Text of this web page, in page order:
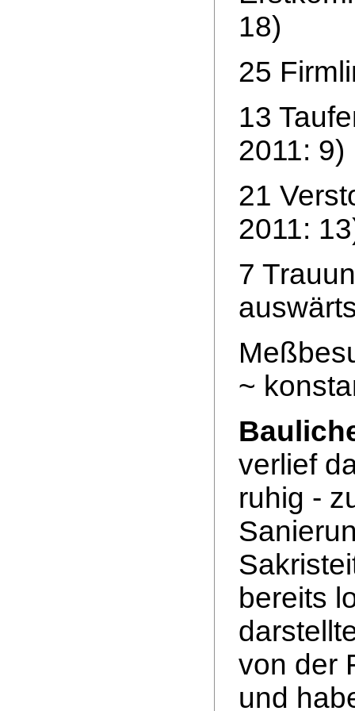
18)
25
13
2011: 9)
21
2011:
7
~
verlief
ruhig -
bereits
von der
und